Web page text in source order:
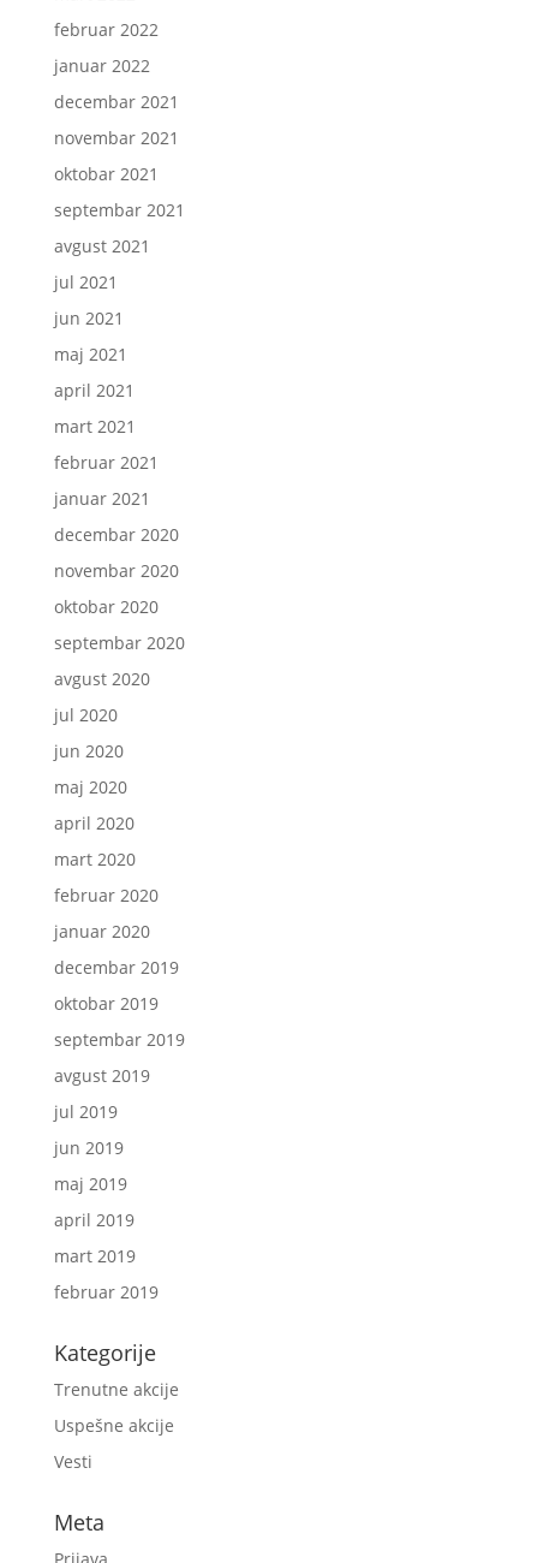
februar 2022
januar 2022
decembar 2021
novembar 2021
oktobar 2021
septembar 2021
avgust 2021
jul 2021
jun 2021
maj 2021
april 2021
mart 2021
februar 2021
januar 2021
decembar 2020
novembar 2020
oktobar 2020
septembar 2020
avgust 2020
jul 2020
jun 2020
maj 2020
april 2020
mart 2020
februar 2020
januar 2020
decembar 2019
oktobar 2019
septembar 2019
avgust 2019
jul 2019
jun 2019
maj 2019
april 2019
mart 2019
februar 2019
Kategorije
Trenutne akcije
Uspešne akcije
Vesti
Meta